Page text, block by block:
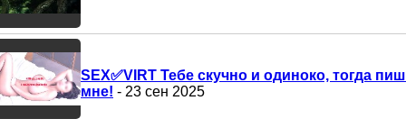
SEX✅VIRT Тебе скучно и одиноко, тогда
мне! - 23 сен 2025